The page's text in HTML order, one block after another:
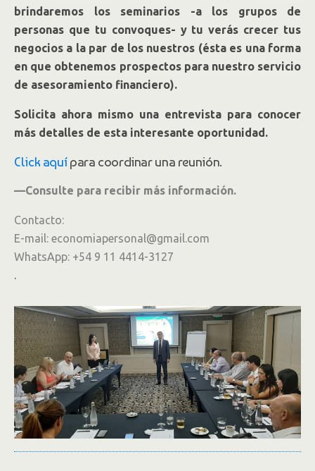
brindaremos los seminarios -a los grupos de
personas que tu convoques- y tu verás crecer tus
negocios a la par de los nuestros (ésta es una forma
en que obtenemos prospectos para nuestro servicio
de asesoramiento financiero).
Solicita ahora mismo una entrevista para conocer
más detalles de esta interesante oportunidad.
Click aquípara coordinar una reunión.
—Consulte para recibir más información.
Contacto:
E-mail: economiapersonal@gmail.com
WhatsApp: +54 9 11 4414-3127
.